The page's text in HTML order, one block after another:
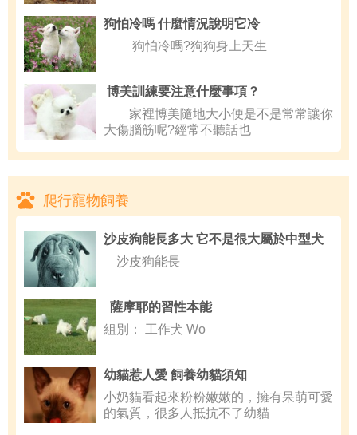
狗怕冷嗎 什麼情況說明它冷
狗怕冷嗎?狗狗身上天生
博美訓練要注意什麼事項？
家裡博美隨地大小便是不是常常讓你
大傷腦筋呢?經常不聽話也
爬行寵物飼養
沙皮狗能長多大 它不是很大屬於中型犬
沙皮狗能長
薩摩耶的習性本能
組別： 工作犬 Wo
幼貓惹人愛 飼養幼貓須知
小奶貓看起來粉粉嫩嫩的，擁有呆萌可愛
的氣質，很多人抵抗不了幼貓